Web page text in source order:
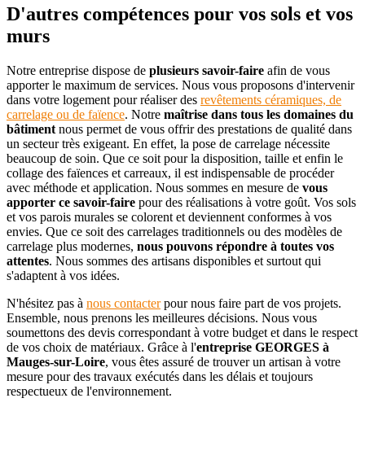
D'autres compétences pour vos sols et vos
murs
Notre entreprise dispose de plusieurs savoir-faire afin de vous
apporter le maximum de services. Nous vous proposons d'intervenir
dans votre logement pour réaliser des revêtements céramiques, de
carrelage ou de faïence. Notre maîtrise dans tous les domaines du
bâtiment nous permet de vous offrir des prestations de qualité dans
un secteur très exigeant. En effet, la pose de carrelage nécessite
beaucoup de soin. Que ce soit pour la disposition, taille et enfin le
collage des faïences et carreaux, il est indispensable de procéder
avec méthode et application. Nous sommes en mesure de vous
apporter ce savoir-faire pour des réalisations à votre goût. Vos sols
et vos parois murales se colorent et deviennent conformes à vos
envies. Que ce soit des carrelages traditionnels ou des modèles de
carrelage plus modernes, nous pouvons répondre à toutes vos
attentes. Nous sommes des artisans disponibles et surtout qui
s'adaptent à vos idées.
N'hésitez pas à nous contacterpour nous faire part de vos projets.
Ensemble, nous prenons les meilleures décisions. Nous vous
soumettons des devis correspondant à votre budget et dans le respect
de vos choix de matériaux. Grâce à l'entreprise GEORGES à
Mauges-sur-Loire, vous êtes assuré de trouver un artisan à votre
mesure pour des travaux exécutés dans les délais et toujours
respectueux de l'environnement.